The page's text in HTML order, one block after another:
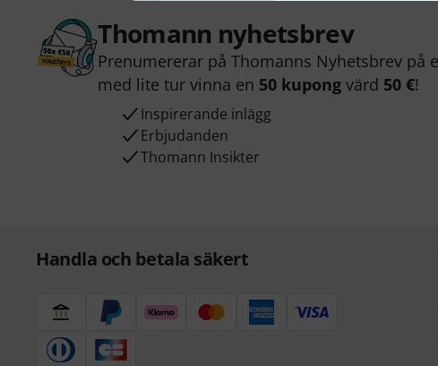
Thomann nyhetsbrev
Prenumererar på Thomanns Nyhetsbrev på
med lite tur vinna en 50 kupong värd 50 €!
Inspirerande inlägg
Erbjudanden
Thomann Insikter
Handla och betala säkert